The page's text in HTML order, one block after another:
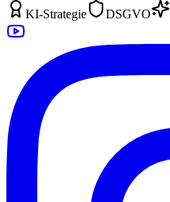
KI-Strategie DSGVO